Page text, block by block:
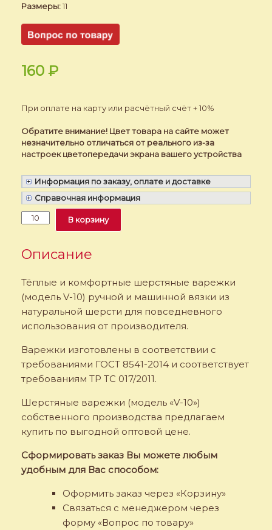
Размеры:11
160 ₽
При оплате на карту или расчётный счёт + 10%
Обратите внимание! Цвет товара на сайте может
незначительно отличаться от реального из-за
настроек цветопередачи экрана вашего устройства
Информация по заказу, оплате и доставке
Справочная информация
Количество
Варежки
Модель
«V-
В корзину
Описание
Тёплые и комфортные шерстяные варежки
(модель V-10) ручной и машинной вязки из
натуральной шерсти для повседневного
использования от производителя.
Варежки изготовлены в соответствии с
требованиями ГОСТ 8541-2014 и соответствует
требованиям ТР ТС 017/2011.
Шерстяные варежки (модель «V-10»)
собственного производства предлагаем
купить по выгодной оптовой цене.
Сформировать заказ Вы можете любым
удобным для Вас способом:
Оформить заказ через «Корзину»
Связаться с менеджером через
форму «Вопрос по товару»